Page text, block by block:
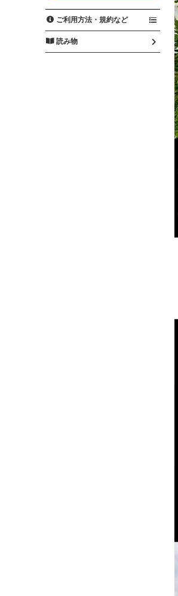
ご利用方法・規約など
読み物